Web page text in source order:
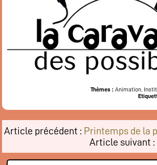
Prochains événements par
Tous les évènements par
Agenda de la semaine
Flux RSS événements
Rapports et documents
Thèmes : Animation,
Article précédent : Printemps de la
Article suivant :